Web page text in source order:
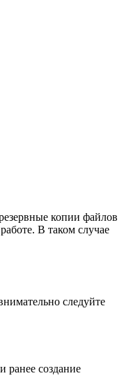
копии файлов
В таком случае
следуйте
ранее создание